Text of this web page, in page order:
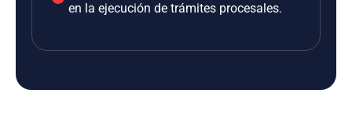
en la ejecución de trámites procesales.